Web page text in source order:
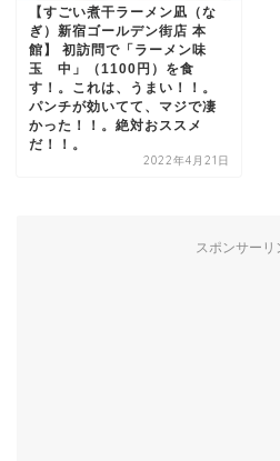
【すごい煮干ラーメン凪（な
ぎ）新宿ゴールデン街店 本
館】 初訪問で「ラーメン味
玉 中」（1100円）を食
す！。これは、うまい！！。
パンチが効いてて、マジで凄
かった！！。絶対おススメ
だ！！。
2022年4月21日
スポンサーリ